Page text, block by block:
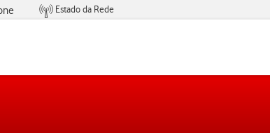
Estado da Rede